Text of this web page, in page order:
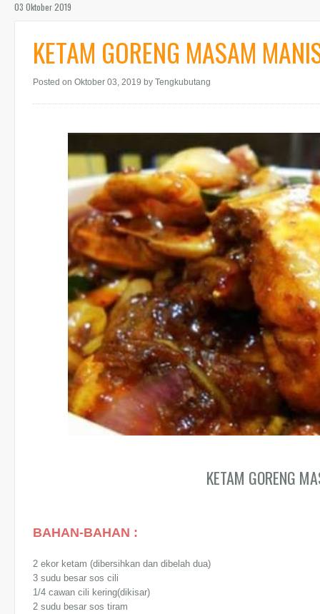
03 Oktober 2019
KETAM GORENG MASAM
Posted on Oktober 03, 2019 by Tengkubutang
KETAM GORENG
BAHAN-BAHAN :
2 ekor ketam (dibersihkan dan dibelah dua)
3 sudu besar sos cili
1/4 cawan cili kering(dikisar)
2 sudu besar sos tiram